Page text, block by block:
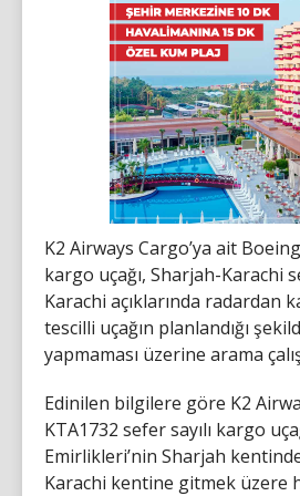
K2 Airways Cargo’ya ait
kargo uçağı, Sharjah-Karachi
Karachi açıklarında radardan
tescilli uçağın planlandığı
yapmaması üzerine arama
Edinilen bilgilere göre K2
KTA1732 sefer sayılı kargo
Emirlikleri’nin Sharjah
Karachi kentine gitmek üzere